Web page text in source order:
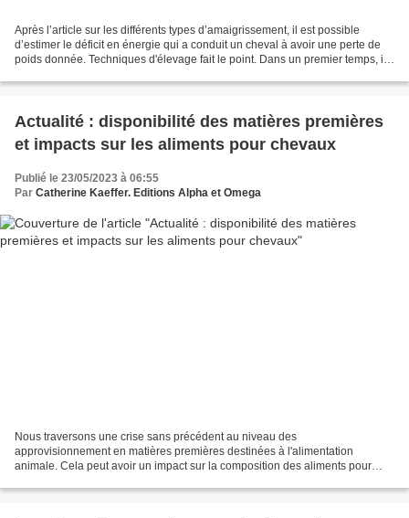
Après l’article sur les différents types d’amaigrissement, il est possible
d’estimer le déficit en énergie qui a conduit un cheval à avoir une perte de
poids donnée. Techniques d'élevage fait le point. Dans un premier temps, il
Actualité : disponibilité des matières premières
et impacts sur les aliments pour chevaux
Publié le 23/05/2023 à 06:55
Par Catherine Kaeffer. Editions Alpha et Omega
Nous traversons une crise sans précédent au niveau des
approvisionnement en matières premières destinées à l'alimentation
animale. Cela peut avoir un impact sur la composition des aliments pour